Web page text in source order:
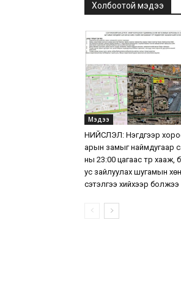
Холбоотой мэдээ
Мэдээ
НИЙСЛЭЛ: Нэгдүгээр
арын замыг наймдугаар
ны 23:00 цагаас түр хааж,
ус зайлуулах шугамын
сэтэлгээ хийхээр болжээ